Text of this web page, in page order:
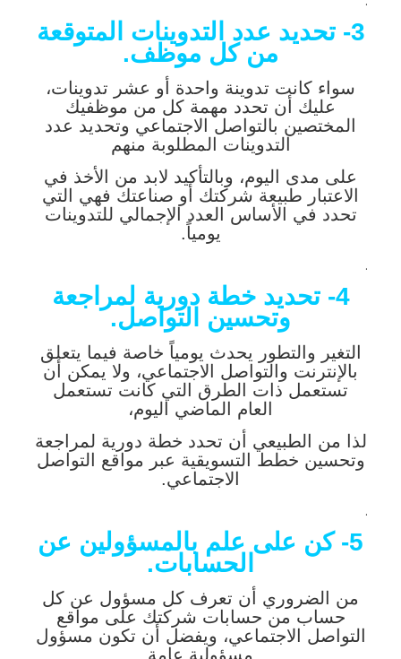
3- تحديد عدد التدوينات المتوقعة
من كل موظف.
سواء كانت تدوينة واحدة أو عشر تدوينات،
عليك أن تحدد مهمة كل من موظفيك
المختصين بالتواصل الاجتماعي وتحديد عدد
التدوينات المطلوبة منهم
على مدى اليوم، وبالتأكيد لابد من الأخذ في
الاعتبار طبيعة شركتك أو صناعتك فهي التي
تحدد في الأساس العدد الإجمالي للتدوينات
يومياً.
.
4- تحديد خطة دورية لمراجعة
وتحسين التواصل.
التغير والتطور يحدث يومياً خاصة فيما يتعلق
بالإنترنت والتواصل الاجتماعي، ولا يمكن أن
تستعمل ذات الطرق التي كانت تستعمل
العام الماضي اليوم،
لذا من الطبيعي أن تحدد خطة دورية لمراجعة
وتحسين خطط التسويقية عبر مواقع التواصل
الاجتماعي.
.
5- كن على علم بالمسؤولين عن
الحسابات.
من الضروري أن تعرف كل مسؤول عن كل
حساب من حسابات شركتك على مواقع
التواصل الاجتماعي، ويفضل أن تكون مسؤول
مسؤولية عامة